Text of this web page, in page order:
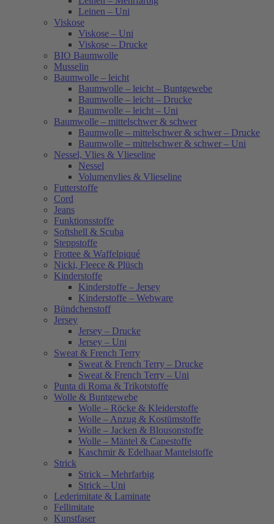
Leinen – Uni
Viskose
Viskose – Uni
Viskose – Drucke
BIO Baumwolle
Musselin
Baumwolle – leicht
Baumwolle – leicht – Buntgewebe
Baumwolle – leicht – Drucke
Baumwolle – leicht – Uni
Baumwolle – mittelschwer & schwer
Baumwolle – mittelschwer & schwer – Drucke
Baumwolle – mittelschwer & schwer – Uni
Nessel, Vlies & Vlieseline
Nessel
Volumenvlies & Vlieseline
Futterstoffe
Cord
Jeans
Funktionsstoffe
Softshell & Scuba
Steppstoffe
Frottee & Waffelpiqué
Nicki, Fleece & Plüsch
Kinderstoffe
Kinderstoffe – Jersey
Kinderstoffe – Webware
Bündchenstoff
Jersey
Jersey – Drucke
Jersey – Uni
Sweat & French Terry
Sweat & French Terry – Drucke
Sweat & French Terry – Uni
Punta di Roma & Trikotstoffe
Wolle & Buntgewebe
Wolle – Röcke & Kleiderstoffe
Wolle – Anzug & Kostümstoffe
Wolle – Jacken & Blousonstoffe
Wolle – Mäntel & Capestoffe
Kaschmir & Edelhaar Mantelstoffe
Strick
Strick – Mehrfarbig
Strick – Uni
Lederimitate & Laminate
Fellimitate
Kunstfaser